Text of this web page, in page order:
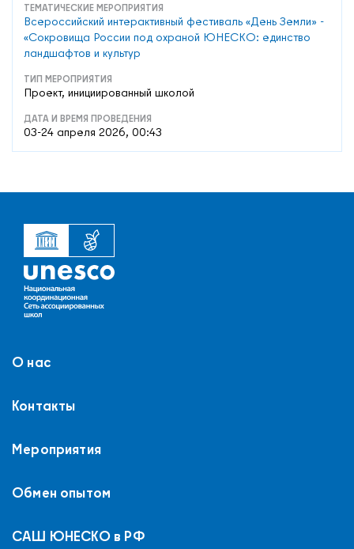
ТЕМАТИЧЕСКИЕ МЕРОПРИЯТИЯ
Всероссийский интерактивный фестиваль «День Земли» -
«Сокровища России под охраной ЮНЕСКО: единство
ландшафтов и культур
ТИП МЕРОПРИЯТИЯ
Проект, инициированный школой
ДАТА И ВРЕМЯ ПРОВЕДЕНИЯ
03-24 апреля 2026, 00:43
О нас
Контакты
Мероприятия
Обмен опытом
САШ ЮНЕСКО в РФ